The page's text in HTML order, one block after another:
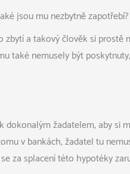
jsou mu nezbytně
a takový člověk si
také nemusely být
žadatelem, aby si
v bankách, žadatel tu
za splacení této hypotéky